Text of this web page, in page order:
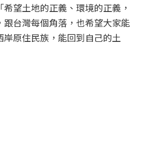
望土地的正義、環境的正義，
台灣每個角落，也希望大家能
原住民族，能回到自己的土